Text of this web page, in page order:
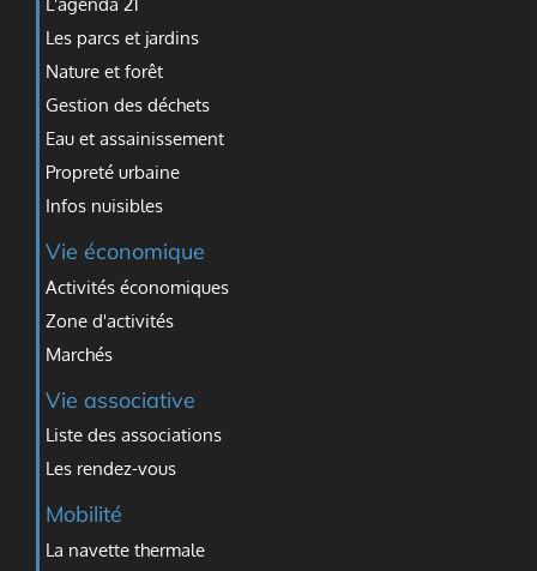
Les parcs et jardins
Nature et forêt
Gestion des déchets
Eau et assainissement
Propreté urbaine
Infos nuisibles
Vie économique
Activités économiques
Zone d'activités
Marchés
Vie associative
Liste des associations
Les rendez-vous
Mobilité
La navette thermale